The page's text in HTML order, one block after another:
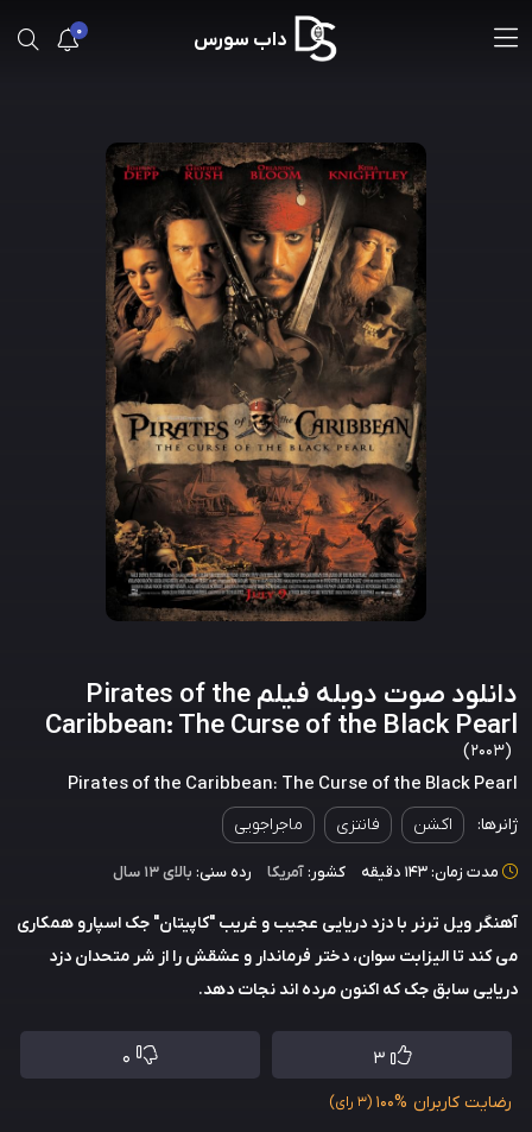
0 داب سورس
دانلود صوت دوبله فیلم Pirates of the
Caribbean: The Curse of the Black Pearl
(2003)
Pirates of the Caribbean: The Curse of the Black Pearl
ژانرها: اکشن فانتزی ماجراجویی
مدت زمان: 143 دقیقه کشور:آمریکا رده سنی: بالای ۱۳ سال
آهنگر ویل ترنر با دزد دریایی عجیب و غریب "کاپیتان" جک اسپارو همکاری
می کند تا الیزابت سوان، دختر فرماندار و عشقش را از شر متحدان دزد
دریایی سابق جک که اکنون مرده اند نجات دهد.
3
0
رضایت کاربران 100% (3 رای)